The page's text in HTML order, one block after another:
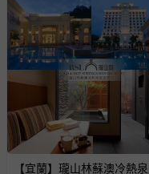
【宜蘭】瓏山林蘇澳冷熱